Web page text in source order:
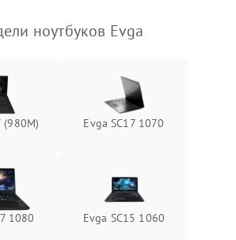
Подробнее →
ноутбуков Evga
(980M) Evga SC17 1070
1080 Evga SC15 1060